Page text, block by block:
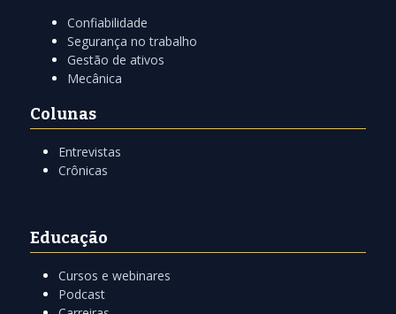
Confiabilidade
Segurança no trabalho
Gestão de ativos
Mecânica
Colunas
Entrevistas
Crônicas
Educação
Cursos e webinares
Podcast